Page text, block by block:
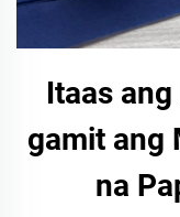
Itaas
gamit ang
na